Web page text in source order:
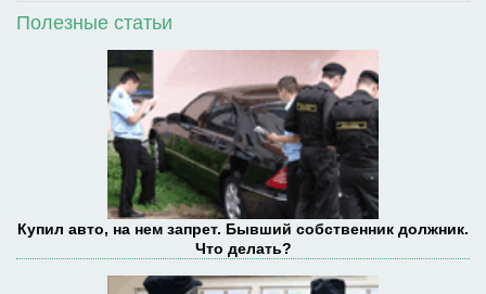
Полезные статьи
Купил авто, на нем запрет. Бывший собственник должник.
Что делать?